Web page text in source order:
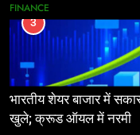
FINANCE
3
भारतीय शेयर बाजार में
खुले; क्रूड ऑयल में नरमी